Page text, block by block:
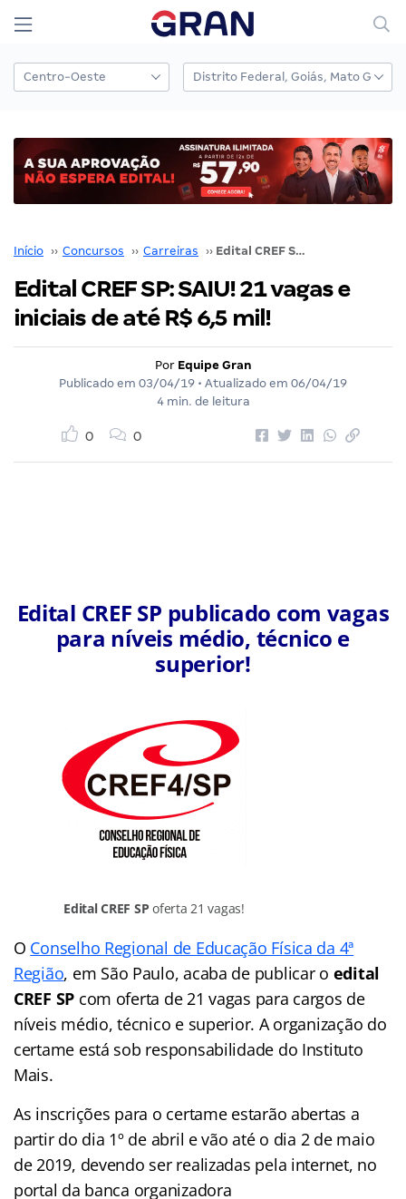
Início ›› Concursos ›› Carreiras ›› Edital CREF SP: SAIU! 21 vagas e iniciais de até R$ 6,5 mil!
Edital CREF SP: SAIU! 21 vagas e
iniciais de até R$ 6,5 mil!
Por Equipe Gran
Publicado em 03/04/19 • Atualizado em 06/04/19
4 min. de leitura
0 0
Edital CREF SP publicado com vagas
para níveis médio, técnico e
superior!
Edital CREF SPoferta 21 vagas!
O Conselho Regional de Educação Física da 4ª
Região, em São Paulo, acaba de publicar o edital
CREF SP com oferta de 21 vagas para cargos de
níveis médio, técnico e superior. A organização do
certame está sob responsabilidade do Instituto
Mais.
As inscrições para o certame estarão abertas a
partir do dia 1º de abril e vão até o dia 2 de maio
de 2019, devendo ser realizadas pela internet, no
portal da banca organizadora